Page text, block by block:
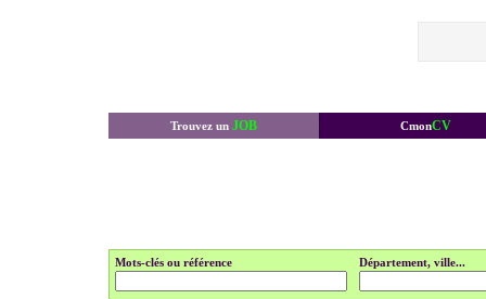
Trouvez un JOB CmonCV
Mots-clés ou référence Département, ville...